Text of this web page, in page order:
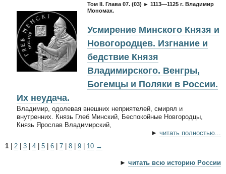
Том II. Глава 07. (03) ► 1113—1125 г. Владимир
Мономах.
Усмирение Минского Князя и
Новогородцев. Изгнание и
бедствие Князя
Владимирского. Венгры,
Богемцы и Поляки в России.
Их неудача.
Владимир, одолевая внешних неприятелей, смирял и
внутренних. Князь Глеб Минский, Беспокойные Новгородцы,
Князь Ярослав Владимирский,
► читать полностью...
1
2 3 4 5 6 7 8 9 10 →
► читать всю историю России